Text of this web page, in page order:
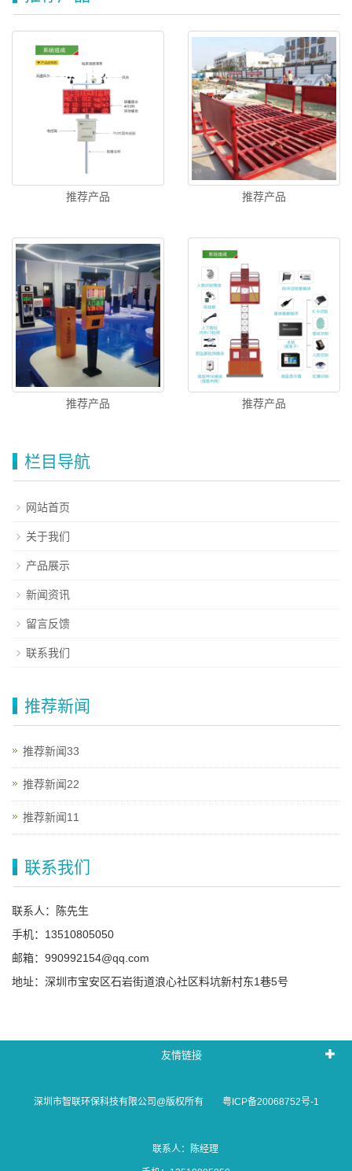
推荐产品 推荐产品
推荐产品 推荐产品
栏目导航
网站首页
关于我们
产品展示
新闻资讯
留言反馈
联系我们
推荐新闻
推荐新闻33
推荐新闻22
推荐新闻11
联系我们
联系人：陈先生
手机：13510805050
邮箱：990992154@qq.com
地址：深圳市宝安区石岩街道浪心社区料坑新村东1巷5号
友情链接
深圳市智联环保科技有限公司@版权所有 粤ICP备20068752号-1
联系人：陈经理